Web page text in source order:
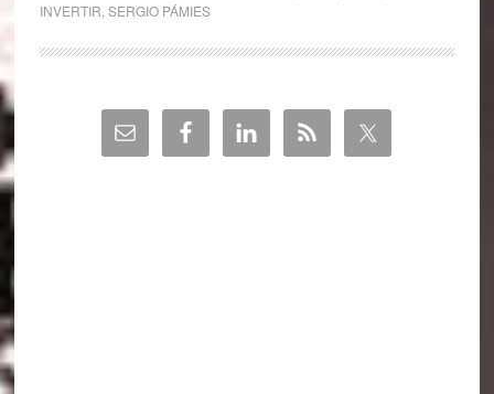
INVERTIR SERGIO PÁMIES
Barra
lateral